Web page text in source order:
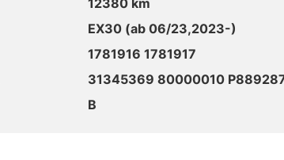
12380 km
EX30 (ab 06/23,2023-)
1781916 1781917
31345369 80000010
B